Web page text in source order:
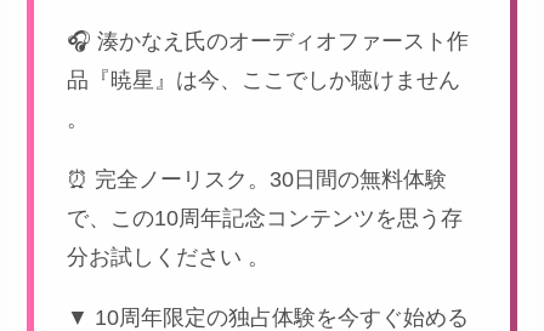
🎧 湊かなえ氏のオーディオファースト作
品『暁星』は今、ここでしか聴けません
。
⏰ 完全ノーリスク。30日間の無料体験
で、この10周年記念コンテンツを思う存
分お試しください 。
▼ 10周年限定の独占体験を今すぐ始める